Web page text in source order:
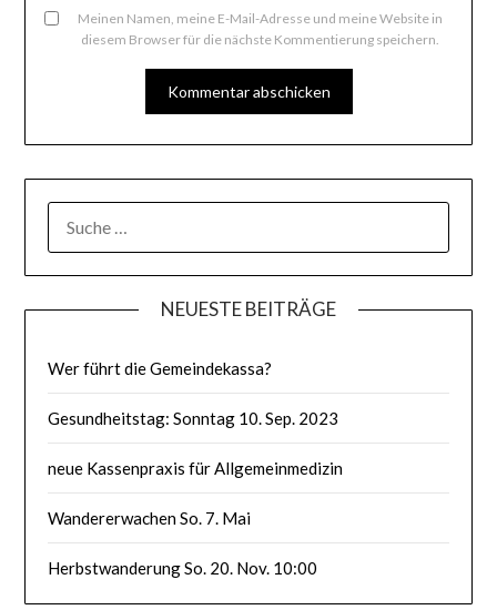
Meinen Namen, meine E-Mail-Adresse und meine Website in
diesem Browser für die nächste Kommentierung speichern.
NACH:
NEUESTE BEITRÄGE
Wer führt die Gemeindekassa?
Gesundheitstag: Sonntag 10. Sep. 2023
neue Kassenpraxis für Allgemeinmedizin
Wandererwachen So. 7. Mai
Herbstwanderung So. 20. Nov. 10:00